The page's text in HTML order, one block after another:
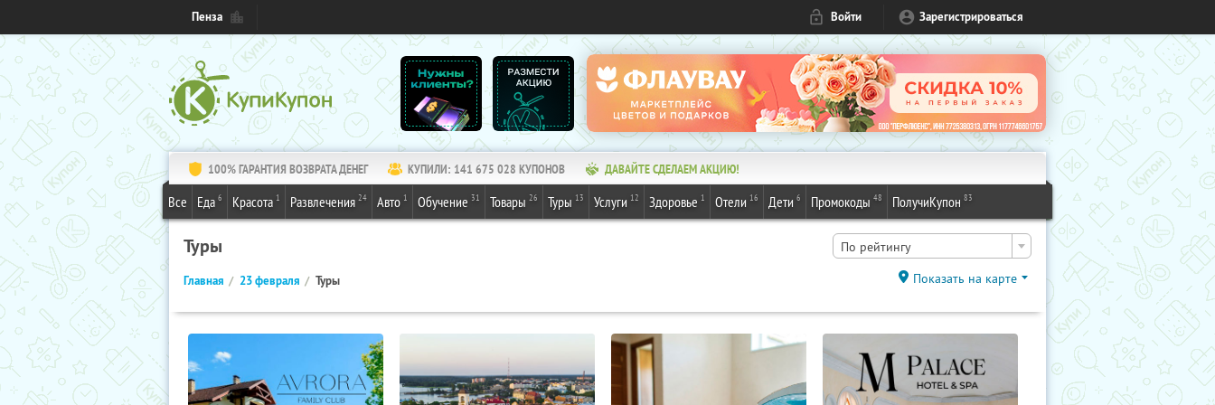
Пенза Войти Зарегистрироваться
100% ГАРАНТИЯ ВОЗВРАТА ДЕНЕГ КУПИЛИ: 141 675 028 КУПОНОВ ДАВАЙТЕ СДЕЛАЕМ АКЦИЮ!
Все Еда 6 Красота 1 Развлечения 24 Авто 1 Обучение 31 Товары 26 Туры 13 Услуги 12 Здоровье 1 Отели 16 Дети 6 Промокоды 48 ПолучиКупон 83
Туры По рейтингу
Главная 23 февраля Туры Показать на карте